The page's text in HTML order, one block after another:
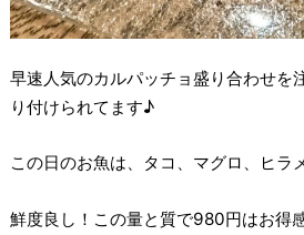
早速人気のカルパッチョ盛り合わせを
り付けられてます♪
この日のお魚は、タコ、マグロ、ヒラ
鮮度良し！この量と質で980円はお得